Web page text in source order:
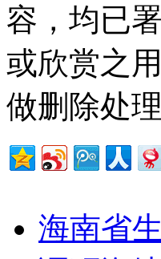
容，均已
或欣赏之
做删除处
海南省